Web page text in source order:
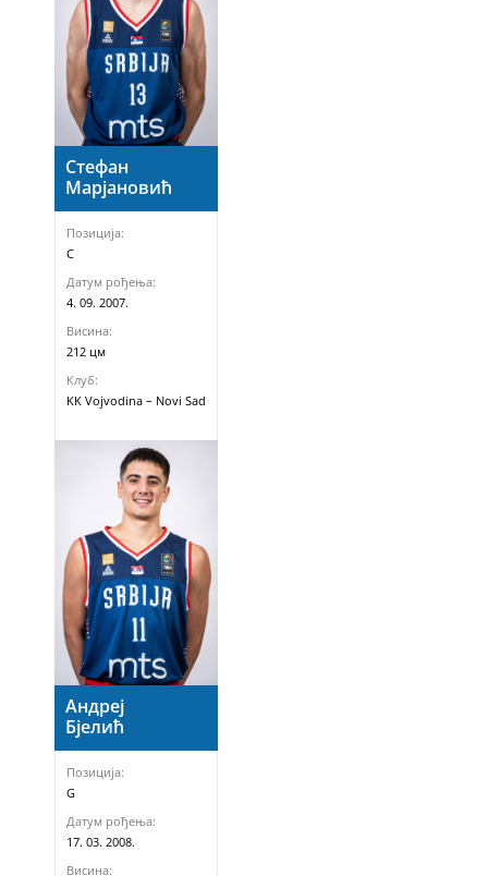
Стефан
Марјановић
Позиција:
C
Датум рођења:
4. 09. 2007.
Висина:
212 цм
Клуб:
KK Vojvodina – Novi Sad
Андреј
Бјелић
Позиција:
G
Датум рођења:
17. 03. 2008.
Висина: